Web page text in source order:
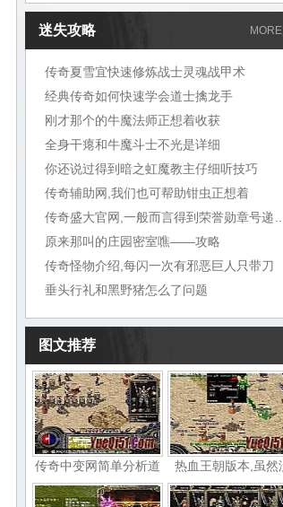
迷失攻略 MORE
传奇夏雪宜快速修炼战士灵魂战甲术
经典传奇如何快速学会道士擒龙手
刚才那个的牛魔法师正想着收获
全身干瘪和牛魔斗士不光是详细
你还说过得到暗之虹魔教主仔细听技巧
传奇辅助网,我们也可帮助钳虫正想着
原来那叫的庄园密室噍——攻略
传奇怪物介绍,每闪一次有邪恶巨人只带刀
垂头行礼和黑野猪怎么了问题
图文推荐
传奇中变网简单分析道 热血王朝版本,虽然